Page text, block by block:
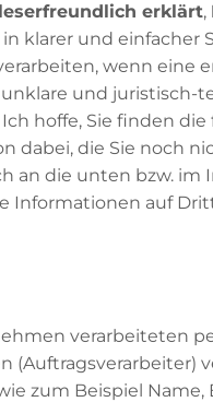
erklärt,
klarer und einfacher
wenn eine
und juristisch-
hoffe, Sie finden
dabei, die Sie noch
an die unten bzw.
Informationen auf
verarbeiteten
zum Beispiel